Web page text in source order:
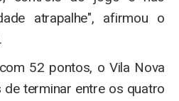
atrapalhe", afirmou o
52 pontos, o Vila Nova
terminar entre os quatro